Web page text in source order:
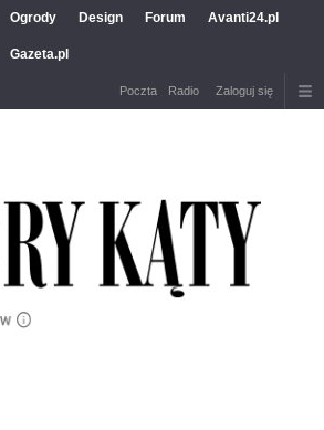
Ogrody Design Forum Avanti24.pl
Gazeta.pl
Poczta Radio Zaloguj się